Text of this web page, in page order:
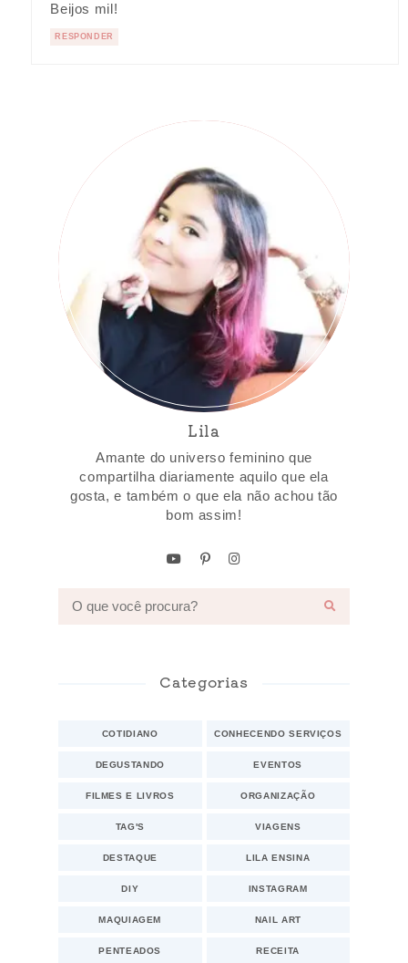
Beijos mil!
RESPONDER
Lila
Amante do universo feminino que
compartilha diariamente aquilo que ela
gosta, e também o que ela não achou tão
bom assim!
Categorias
COTIDIANO CONHECENDO SERVIÇOS
DEGUSTANDO EVENTOS
FILMES E LIVROS ORGANIZAÇÃO
TAG'S VIAGENS
DESTAQUE LILA ENSINA
DIY INSTAGRAM
MAQUIAGEM NAIL ART
PENTEADOS RECEITA